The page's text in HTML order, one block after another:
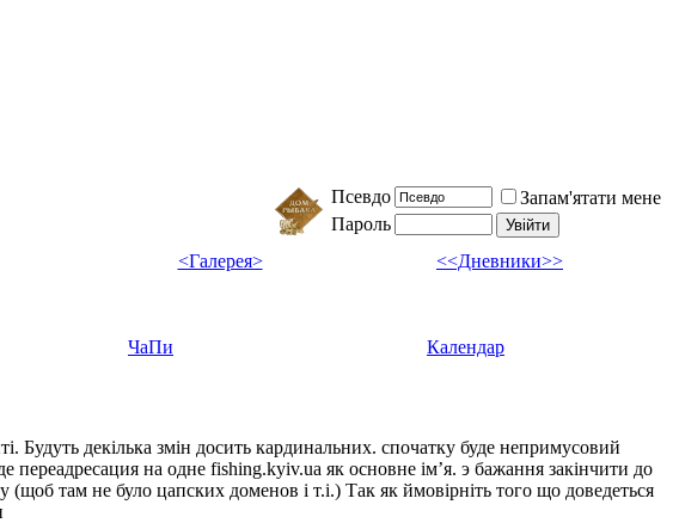
Псевдо
Запам'ятати мене
Пароль
<Галерея> <<Дневники>>
ЧаПи Календар
декілька змін досить кардинальних. спочатку буде непримусовий
на одне fishing.kyiv.ua як основне імʼя. э бажання закінчити до
там не було цапских доменов і т.і.) Так як ймовірніть того що доведеться